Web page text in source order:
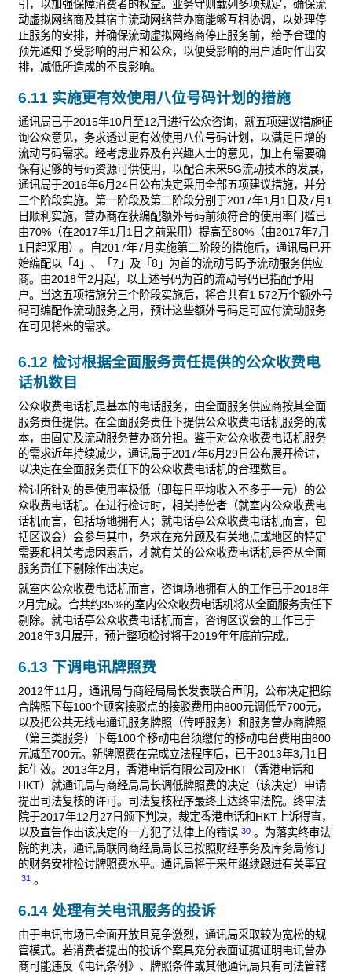
引，以加强保障消费者的权益。业务守则载列多项规定，确保流
动虚拟网络商及其宿主流动网络营办商能够互相协调，以处理停
止服务的安排，并确保流动虚拟网络商停止服务前，给予合理的
预先通知予受影响的用户和公众，以便受影响的用户适时作出安
排，减低所造成的不良影响。
6.11 实施更有效使用八位号码计划的措施
通讯局已于2015年10月至12月进行公众咨询，就五项建议措施征
询公众意见，务求透过更有效使用八位号码计划，以满足日增的
流动号码需求。经考虑业界及有兴趣人士的意见，加上有需要确
保有足够的号码资源可供使用，以配合未来5G流动技术的发展，
通讯局于2016年6月24日公布决定采用全部五项建议措施，并分
三个阶段实施。第一阶段及第二阶段分别于2017年1月1日及7月1
日顺利实施，营办商在获编配额外号码前须符合的使用率门槛已
由70%（在2017年1月1日之前采用）提高至80%（由2017年7月
1日起采用）。自2017年7月实施第二阶段的措施后，通讯局已开
始编配以「4」、「7」及「8」为首的流动号码予流动服务供应
商。由2018年2月起，以上述号码为首的流动号码已指配予用
户。当这五项措施分三个阶段实施后，将合共有1 572万个额外号
码可编配作流动服务之用，预计这些额外号码足可应付流动服务
在可见将来的需求。
6.12 检讨根据全面服务责任提供的公众收费电
话机数目
公众收费电话机是基本的电话服务，由全面服务供应商按其全面
服务责任提供。在全面服务责任下提供公众收费电话机服务的成
本，由固定及流动服务营办商分担。鉴于对公众收费电话机服务
的需求近年持续减少，通讯局于2017年6月29日公布展开检讨，
以决定在全面服务责任下的公众收费电话机的合理数目。
检讨所针对的是使用率极低（即每日平均收入不多于一元）的公
众收费电话机。在进行检讨时，相关持份者（就室内公众收费电
话机而言，包括场地拥有人；就电话亭公众收费电话机而言，包
括区议会）会参与其中，务求在充分顾及有关地点或地区的特定
需要和相关考虑因素后，才就有关的公众收费电话机是否从全面
服务责任下剔除作出决定。
就室内公众收费电话机而言，咨询场地拥有人的工作已于2018年
2月完成。合共约35%的室内公众收费电话机将从全面服务责任下
剔除。就电话亭公众收费电话机而言，咨询区议会的工作已于
2018年3月展开，预计整项检讨将于2019年年底前完成。
6.13 下调电讯牌照费
2012年11月，通讯局与商经局局长发表联合声明，公布决定把综
合牌照下每100个顾客接驳点的接驳费用由800元调低至700元，
以及把公共无线电通讯服务牌照（传呼服务）和服务营办商牌照
（第三类服务）下每100个移动电台须缴付的移动电台费用由800
元减至700元。新牌照费在完成立法程序后，已于2013年3月1日
起生效。2013年2月，香港电话有限公司及HKT（香港电话和
HKT）就通讯局与商经局局长调低牌照费的决定（该决定）申请
提出司法复核的许可。司法复核程序最终上达终审法院。终审法
院于2017年12月27日颁下判决，裁定香港电话和HKT上诉得直，
以及宣告作出该决定的一方犯了法律上的错误 30 。为落实终审法
院的判决，通讯局联同商经局局长已按照财经事务及库务局修订
的财务安排检讨牌照费水平。通讯局将于来年继续跟进有关事宜
31 。
6.14 处理有关电讯服务的投诉
由于电讯市场已全面开放且竞争激烈，通讯局采取较为宽松的规
管模式。若消费者提出的投诉个案具充分表面证据证明电讯营办
商可能违反《电讯条例》、牌照条件或其他通讯局具有司法管辖